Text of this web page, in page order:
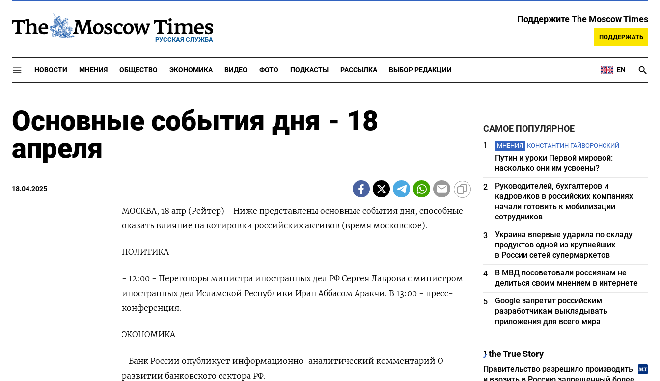
РУССКАЯ СЛУЖБА
Поддержите The Moscow Times
ПОДДЕРЖАТЬ
НОВОСТИ МНЕНИЯ ОБЩЕСТВО ЭКОНОМИКА ВИДЕО ФОТО ПОДКАСТЫ РАССЫЛКА ВЫБОР РЕДАКЦИИ EN
Основные события дня - 18
апреля
18.04.2025
МОСКВА, 18 апр (Рейтер) - Ниже представлены основные события дня, способные
оказать влияние на котировки российских активов (время московское).
ПОЛИТИКА
- 12:00 - Переговоры министра иностранных дел РФ Сергея Лаврова с министром
иностранных дел Исламской Республики Иран Аббасом Аракчи. В 13:00 - пресс-
конференция.
ЭКОНОМИКА
- Банк России опубликует информационно-аналитический комментарий О
развитии банковского сектора РФ.
САМОЕ ПОПУЛЯРНОЕ
1 МНЕНИЯ КОНСТАНТИН ГАЙВОРОНСКИЙ
Путин и уроки Первой мировой:
насколько они им усвоены?
2
Руководителей, бухгалтеров и
кадровиков в российских компаниях
начали готовить к мобилизации
сотрудников
3
Украина впервые ударила по складу
продуктов одной из крупнейших
в России сетей супермаркетов
4
В МВД посоветовали россиянам не
делиться своим мнением в интернете
5
Google запретит российским
разработчикам выкладывать
приложения для всего мира